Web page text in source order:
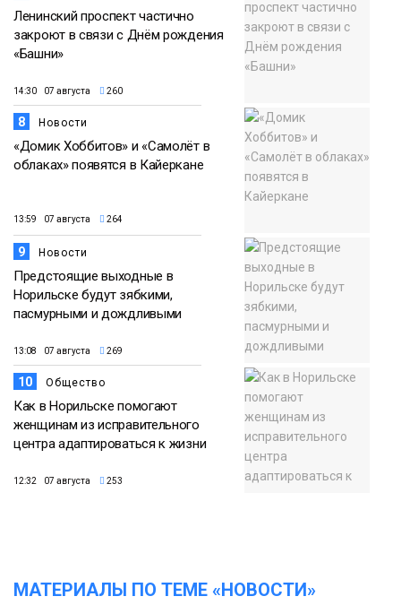
Ленинский проспект частично
закроют в связи с Днём рождения
«Башни»
14:30 07 августа 260
8 Новости
«Домик Хоббитов» и «Самолёт в
облаках» появятся в Кайеркане
13:59 07 августа 264
9 Новости
Предстоящие выходные в
Норильске будут зябкими,
пасмурными и дождливыми
13:08 07 августа 269
10 Общество
Как в Норильске помогают
женщинам из исправительного
центра адаптироваться к жизни
12:32 07 августа 253
МАТЕРИАЛЫ ПО ТЕМЕ «НОВОСТИ»